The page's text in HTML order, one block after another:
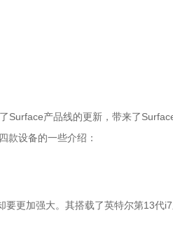
Surface产品线的更新，带来了
款设备的一些介绍：
更加强大。其搭载了英特尔第13代